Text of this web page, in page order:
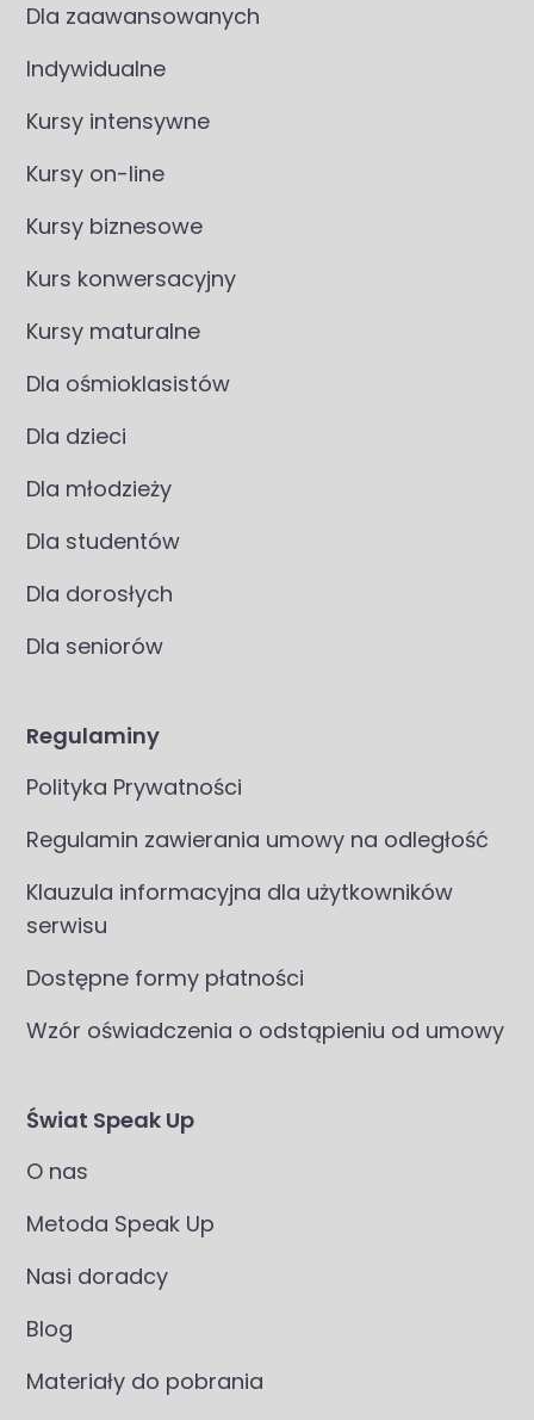
Dla zaawansowanych
Indywidualne
Kursy intensywne
Kursy on-line
Kursy biznesowe
Kurs konwersacyjny
Kursy maturalne
Dla ośmioklasistów
Dla dzieci
Dla młodzieży
Dla studentów
Dla dorosłych
Dla seniorów
Regulaminy
Polityka Prywatności
Regulamin zawierania umowy na odległość
Klauzula informacyjna dla użytkowników
serwisu
Dostępne formy płatności
Wzór oświadczenia o odstąpieniu od umowy
Świat Speak Up
O nas
Metoda Speak Up
Nasi doradcy
Blog
Materiały do pobrania